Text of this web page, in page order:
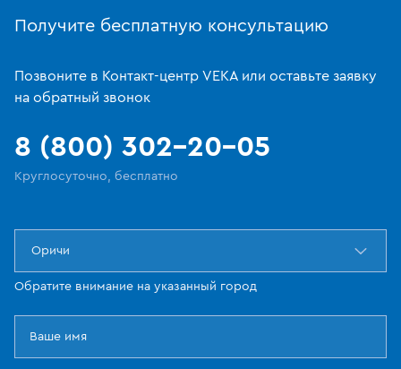
Получите бесплатную консультацию
Позвоните в Контакт-центр VEKA или оставьте заявку
на обратный звонок
8 (800) 302-20-05
Круглосуточно, бесплатно
Оричи
Обратите внимание на указанный город